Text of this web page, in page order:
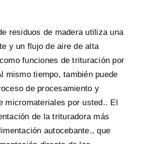
residuos de madera utiliza una
y un flujo de aire de alta
funciones de trituración por
mismo tiempo, también puede
de procesamiento y
micromateriales por usted.. El
de la trituradora más
autocebante., que